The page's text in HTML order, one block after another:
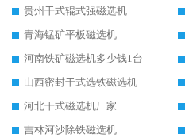
贵州干式辊式强磁选机
青海锰矿平板磁选机
河南铁矿磁选机多少钱1台
山西密封干式选铁磁选机
河北干式磁选机厂家
吉林河沙除铁磁选机